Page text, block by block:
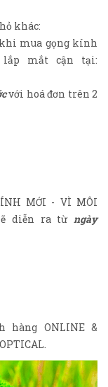
khác:
khi mua gọng kính
mắt cận tại:
với hoá đơn trên 2
MỚI - VÌ MÔI
diễn ra từ ngày
hàng ONLINE &